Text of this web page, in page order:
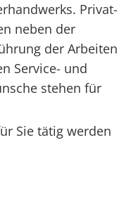
Privat-
neben der
der Arbeiten
Service- und
stehen für
Sie tätig werden